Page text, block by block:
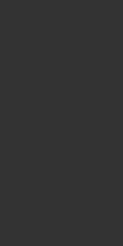
YOU クルーネック